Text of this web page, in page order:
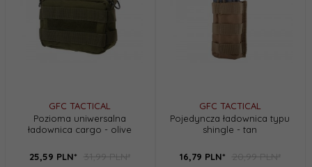
GFC TACTICAL
Pozioma uniwersalna
ładownica cargo - olive
25,59 PLN*
31,99 PLN*
GFC TACTICAL
Pojedyncza ładownica typu
shingle - tan
16,79 PLN*
20,99 PLN*